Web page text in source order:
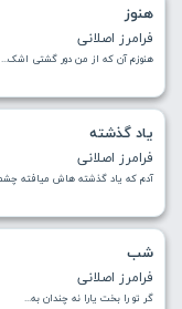
هنوز
فرامرز اصلانی
هنوزم آن که از من دور گشتی اشک...
یاد گذشته
فرامرز اصلانی
آدم که یاد گذشته هاش میافته‌
شب
فرامرز اصلانی
گر تو را بخت یارا نه چندان به...